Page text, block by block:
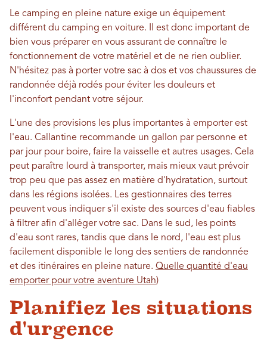
Le camping en pleine nature exige un équipement
différent du camping en voiture. Il est donc important de
bien vous préparer en vous assurant de connaître le
fonctionnement de votre matériel et de ne rien oublier.
N'hésitez pas à porter votre sac à dos et vos chaussures de
randonnée déjà rodés pour éviter les douleurs et
l'inconfort pendant votre séjour.
L'une des provisions les plus importantes à emporter est
l'eau. Callantine recommande un gallon par personne et
par jour pour boire, faire la vaisselle et autres usages. Cela
peut paraître lourd à transporter, mais mieux vaut prévoir
trop peu que pas assez en matière d'hydratation, surtout
dans les régions isolées. Les gestionnaires des terres
peuvent vous indiquer s'il existe des sources d'eau fiables
à filtrer afin d'alléger votre sac. Dans le sud, les points
d'eau sont rares, tandis que dans le nord, l'eau est plus
facilement disponible le long des sentiers de randonnée
et des itinéraires en pleine nature. Quelle quantité d'eau
emporter pour votre aventure Utah)
Planifiez les situations
d'urgence